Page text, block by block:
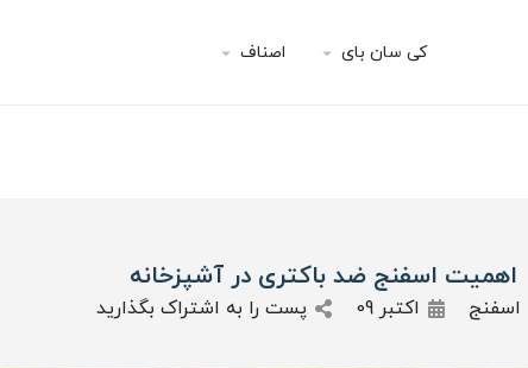
کی سان بای اصناف
اهمیت اسفنج ضد باکتری در آشپزخانه
اسفنج اکتبر 09 پست را به اشتراک بگذارید